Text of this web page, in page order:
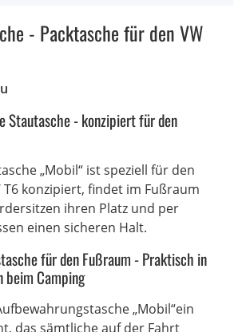
- Packtasche für den VW
Stautasche - konzipiert für den
„Mobil“ ist speziell für den
T6 konzipiert, findet im Fußraum
ihren Platz und per
einen sicheren Halt.
für den Fußraum - Praktisch in
beim Camping
„Mobil“ein
das sämtliche auf der Fahrt